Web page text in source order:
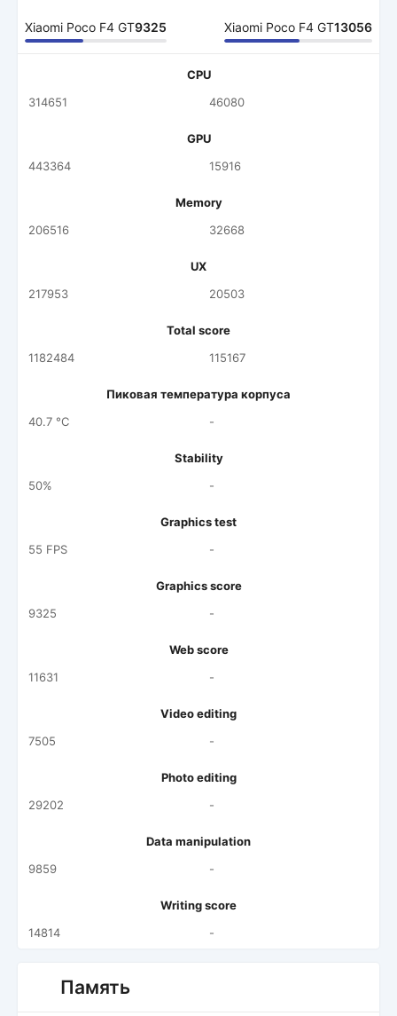
Xiaomi Poco F4 GT9325 Xiaomi Poco F4 GT13056
CPU
314651
46080
GPU
443364
15916
Memory
206516
32668
UX
217953
20503
Total score
1182484
115167
Пиковая температура корпуса
40.7 °C
-
Stability
50%
-
Graphics test
55 FPS
-
Graphics score
9325
-
Web score
11631
-
Video editing
7505
-
Photo editing
29202
-
Data manipulation
9859
-
Writing score
14814
-
Память